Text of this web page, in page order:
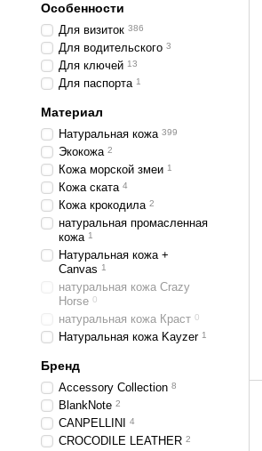
Особенности
Для визиток 386
Для водительского 3
Для ключей 13
Для паспорта 1
Материал
Натуральная кожа 399
Экокожа 2
Кожа морской змеи 1
Кожа ската 4
Кожа крокодила 2
натуральная промасленная
кожа 1
Натуральная кожа +
Canvas 1
натуральная кожа Crazy
Horse 0
натуральная кожа Краст 0
Натуральная кожа Kayzer 1
Бренд
Accessory Collection 8
BlankNote 2
CANPELLINI 4
CROCODILE LEATHER 2